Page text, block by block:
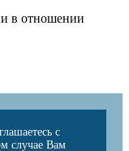
в отношении
с
случае Вам